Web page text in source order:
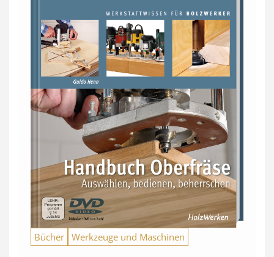
Bücher Werkzeuge und Maschinen